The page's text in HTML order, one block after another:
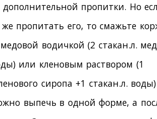
дополнительной пропитки. Но
же пропитать его, то смажьте
водичкой (2 стакан.л.
или кленовым раствором (1
сиропа +1 стакан.л. воды)
выпечь в одной форме, а